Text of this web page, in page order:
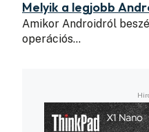
Melyik a legjobb
Amikor Androidról
operációs…